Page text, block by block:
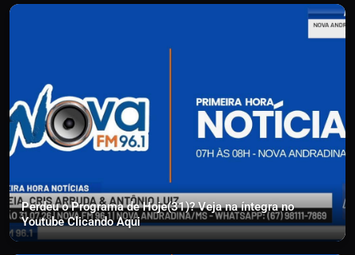
Perdeu o Programa de Hoje(31)? Veja na íntegra no
Youtube Clicando Aqui